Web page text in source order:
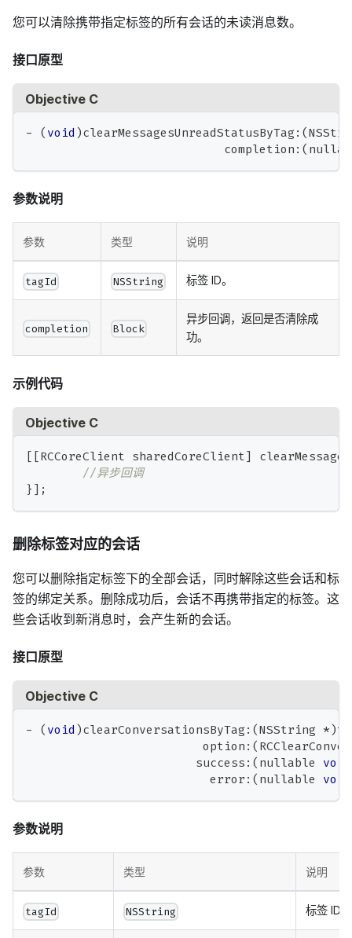
您可以清除携带指定标签的所有会话的未读消息数。
接口原型
Objective C
- ( void )clearMessagesUnreadStatusByTag : (
                            completion
: (
参数说明
参数 类型 说明
tagId NSString 标签 ID。
completion Block
异步回调，返回是否清除成
功。
示例代码
Objective C
[ [RCCoreClient sharedCoreClient]
//异步回调
} ] ;
删除标签对应的会话
您可以删除指定标签下的全部会话，同时解除这些会话和标
签的绑定关系。删除成功后，会话不再携带指定的标签。这
些会话收到新消息时，会产生新的会话。
接口原型
Objective C
- ( void )clearConversationsByTag : (NSString *)
                         option
: (
                        success
: ( nullable void
                          error
: ( nullable void
参数说明
参数 类型 说明
tagId NSString 标签 ID。